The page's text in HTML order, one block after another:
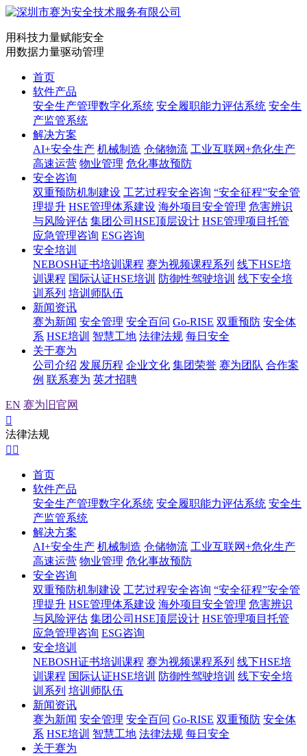
用科技力量赋能安全
用数据力量驱动管理
首页
软件产品
安全生产管理数字化系统 安全履职能力评估系统 安全生
产监管系统
解决方案
AI+安全生产 机械制造 仓储物流 工业互联网+危化生产
高速运营 物业管理 危化事故预防
安全咨询
双重预防机制建设 工艺过程安全咨询 “安全征程”安全管
理提升 HSE管理体系建设 海外项目安全管理 危害辨识
与风险评估 集团公司HSE顶层设计 HSE管理项目托管
应急管理咨询 ESG咨询
安全培训
NEBOSH证书培训课程 赛为视频课程系列 线下HSE培
训课程 国际认证HSE培训 防御性驾驶培训 线下安全培
训系列 培训师队伍
新闻资讯
赛为新闻 安全管理 安全百问 Go-RISE 双重预防 安全体
系 HSE培训 智慧工地 法律法规 每日安全
关于赛为
公司介绍 发展历程 企业文化 集团荣誉 赛为团队 合作案
例 联系赛为 英才招聘
EN 赛为旧官网

法律法规
 
首页
软件产品
安全生产管理数字化系统 安全履职能力评估系统 安全生
产监管系统
解决方案
AI+安全生产 机械制造 仓储物流 工业互联网+危化生产
高速运营 物业管理 危化事故预防
安全咨询
双重预防机制建设 工艺过程安全咨询 “安全征程”安全管
理提升 HSE管理体系建设 海外项目安全管理 危害辨识
与风险评估 集团公司HSE顶层设计 HSE管理项目托管
应急管理咨询 ESG咨询
安全培训
NEBOSH证书培训课程 赛为视频课程系列 线下HSE培
训课程 国际认证HSE培训 防御性驾驶培训 线下安全培
训系列 培训师队伍
新闻资讯
赛为新闻 安全管理 安全百问 Go-RISE 双重预防 安全体
系 HSE培训 智慧工地 法律法规 每日安全
关于赛为